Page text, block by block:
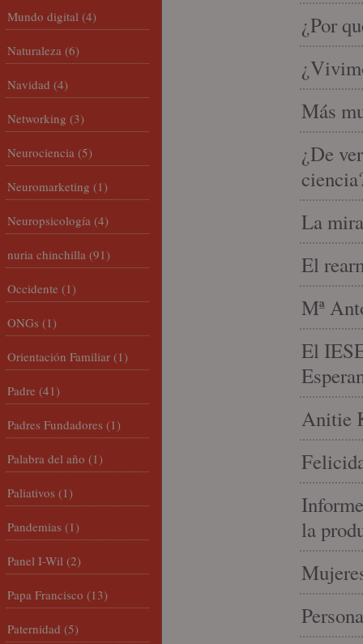
¿Por
Más
¿De
La
El
Mª
El
Anitie
la
Mundo digital (4)
Naturaleza (6)
Navidad (4)
Networking (3)
Neurociencia (5)
Neuromarketing (1)
Neuropsicología (4)
nuria chinchilla (91)
Occidente (1)
ONGs (1)
Orientación Familiar (1)
Padre (41)
Padres Fundadores (1)
Palabra del año (1)
Paliativos (1)
Pandemias (1)
Panel I-Wil (2)
Papa Francisco (13)
Paternidad (5)